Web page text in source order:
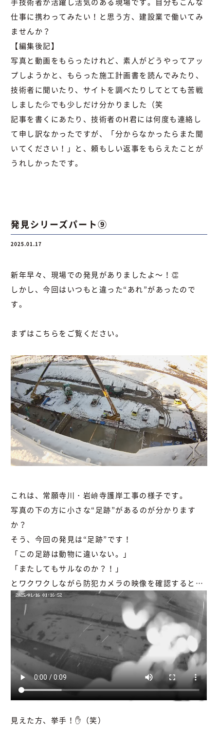
仕事に携わってみたい！と思う方、建設業で働いてみ
ませんか？
【編集後記】
写真と動画をもらったけれど、素人がどうやってアッ
プしようかと、もらった施工計画書を読んでみたり、
技術者に聞いたり、サイトを調べたりしてとても苦戦
しました💦でも少しだけ分かりました（笑
記事を書くにあたり、技術者のH君には何度も連絡し
て申し訳なかったですが、「分からなかったらまた聞
いてください！」と、頼もしい返事をもらえたことが
うれしかったです。
発見シリーズパート⑨
2025.01.17
新年早々、現場での発見がありましたよ～！👏
しかし、今回はいつもと違った“あれ”があったので
す。
まずはこちらをご覧ください。
これは、常願寺川・岩峅寺護岸工事の様子です。
写真の下の方に小さな“足跡”があるのが分かります
か？
そう、今回の発見は“足跡”です！
「この足跡は動物に違いない。」
「またしてもサルなのか？！」
とワクワクしながら防犯カメラの映像を確認すると…
見えた方、挙手！✋（笑）